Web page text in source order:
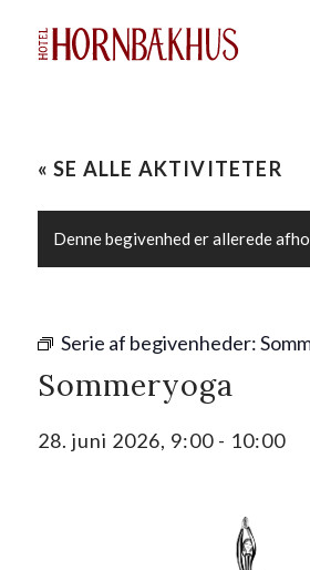
« SE ALLE AKTIVITETER
Denne begivenhed er allerede
Serie af begivenheder:
Sommeryoga
28. juni 2026, 9:00- 10:00